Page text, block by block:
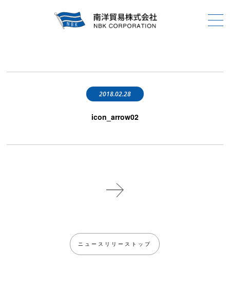
2018.02.28
icon_arrow02
ニュースリリーストップ